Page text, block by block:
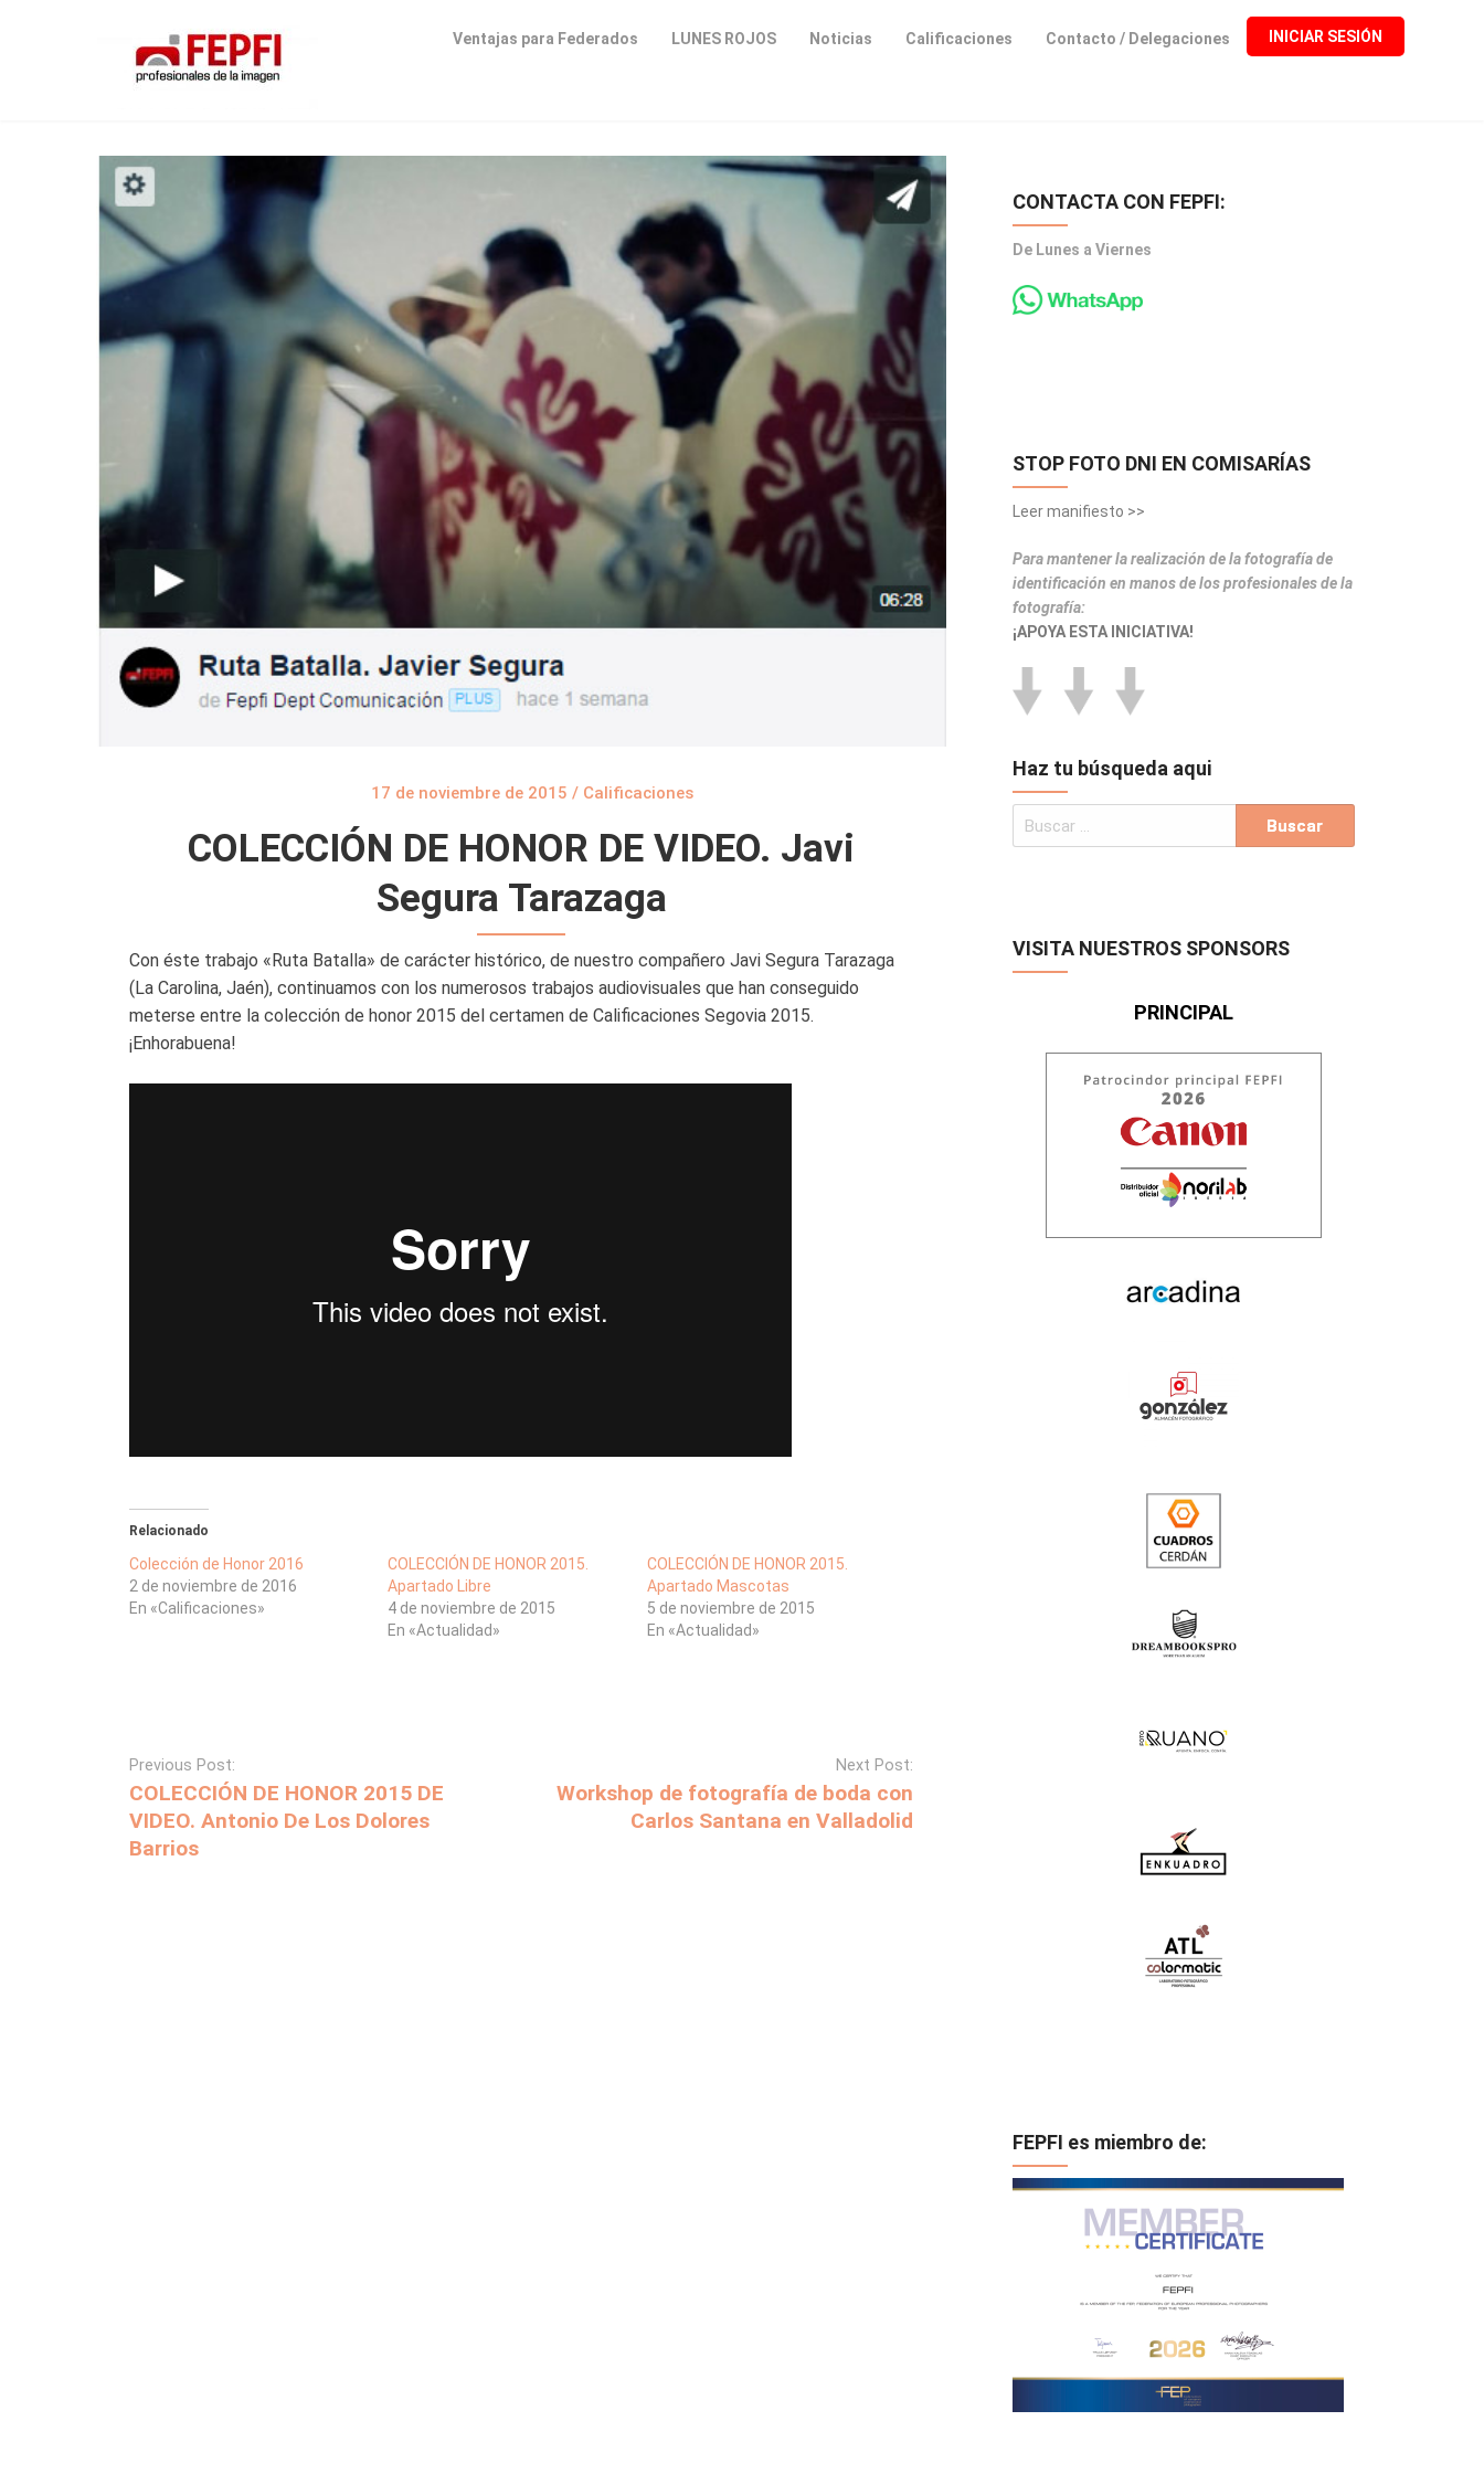
Ventajas para Federados LUNES ROJOS Noticias Calificaciones Contacto / Delegaciones INICIAR SESIÓN
17 de noviembre de 2015 / Calificaciones
COLECCIÓN DE HONOR DE VIDEO. Javi
Segura Tarazaga
Con éste trabajo «Ruta Batalla» de carácter histórico, de nuestro compañero Javi Segura Tarazaga
(La Carolina, Jaén), continuamos con los numerosos trabajos audiovisuales que han conseguido
meterse entre la colección de honor 2015 del certamen de Calificaciones Segovia 2015.
¡Enhorabuena!
Relacionado
Colección de Honor 2016
2 de noviembre de 2016
En «Calificaciones»
COLECCIÓN DE HONOR 2015.
Apartado Libre
4 de noviembre de 2015
En «Actualidad»
COLECCIÓN DE HONOR 2015.
Apartado Mascotas
5 de noviembre de 2015
En «Actualidad»
Previous Post:
COLECCIÓN DE HONOR 2015 DE
VIDEO. Antonio De Los Dolores
Barrios
Next Post:
Workshop de fotografía de boda con
Carlos Santana en Valladolid
CONTACTA CON FEPFI:
De Lunes a Viernes
STOP FOTO DNI EN COMISARÍAS
Leer manifiesto >>
Para mantener la realización de la fotografía de
identificación en manos de los profesionales de la
fotografía:
¡APOYA ESTA INICIATIVA!
Haz tu búsqueda aqui
VISITA NUESTROS SPONSORS
PRINCIPAL
FEPFI es miembro de: